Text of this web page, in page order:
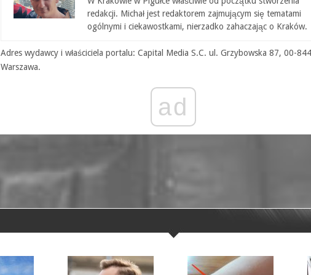
redakcji. Michał jest redaktorem zajmującym się tematami
ogólnymi i ciekawostkami, nierzadko zahaczając o Kraków.
Adres wydawcy i właściciela portalu: Capital Media S.C. ul. Grzybowska 87, 00-844
Warszawa.
ad